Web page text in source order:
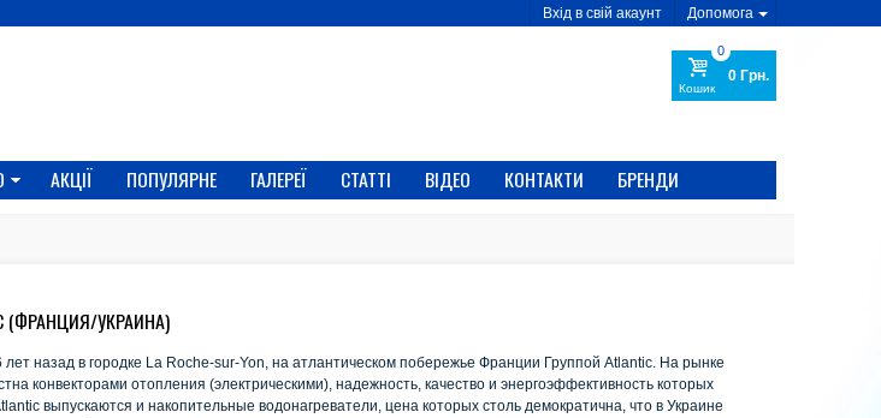
Допомога
Вхід в свій акаунт
Кошик
0
0 Грн.
АКЦІЇ ПОПУЛЯРНЕ ГАЛЕРЕЇ СТАТТІ ВІДЕО КОНТАКТИ БРЕНДИ
(ФРАНЦИЯ/УКРАИНА)
назад в городке La Roche-sur-Yon, на атлантическом побережье Франции Группой Atlantic. На рынке
конвекторами отопления (электрическими), надежность, качество и энергоэффективность которых
выпускаются и накопительные водонагреватели, цена которых столь демократична, что в Украине